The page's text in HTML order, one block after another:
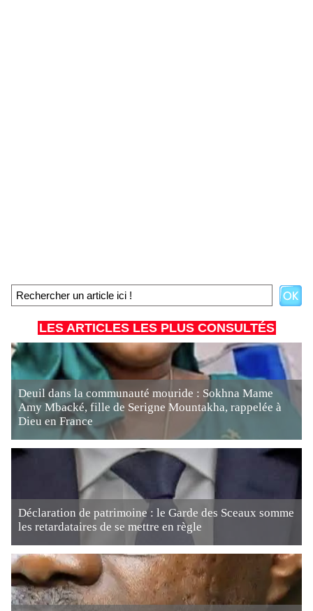
LES ARTICLES LES PLUS CONSULTÉS
Deuil dans la communauté mouride : Sokhna Mame
Amy Mbacké, fille de Serigne Mountakha, rappelée à
Dieu en France
Déclaration de patrimoine : le Garde des Sceaux somme
les retardataires de se mettre en règle